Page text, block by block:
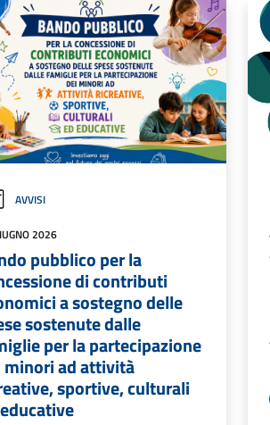
AVVISI
2026
pubblico per la
di contributi
a sostegno delle
sostenute dalle
per la partecipazione
minori ad attività
sportive, culturali